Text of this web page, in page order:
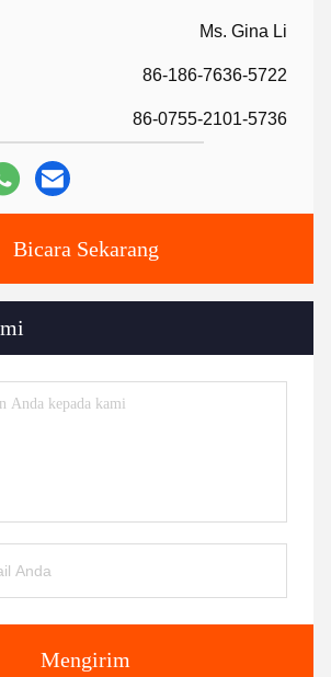
Ms. Gina Li
86-186-7636-5722
86-0755-2101-5736
Bicara Sekarang
Mengirim